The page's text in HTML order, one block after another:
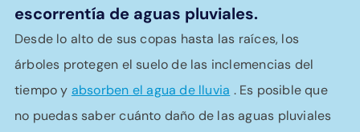
escorrentía de aguas pluviales.
Desde lo alto de sus copas hasta las raíces, los
árboles protegen el suelo de las inclemencias del
tiempo y absorben el agua de lluvia . Es posible que
no puedas saber cuánto daño de las aguas pluviales